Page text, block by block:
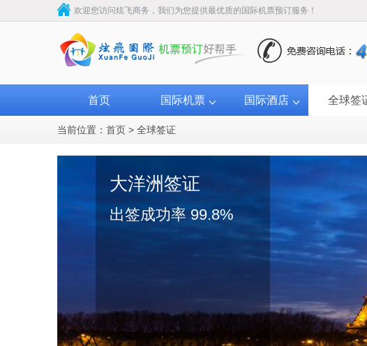
欢迎您访问炫飞商务，我们为您提供最优质的国际机票预订服务！
首页 国际机票 国际酒店 全球签
当前位置： 首页 > 全球签证
大洋洲签证
出签成功率 99.8%